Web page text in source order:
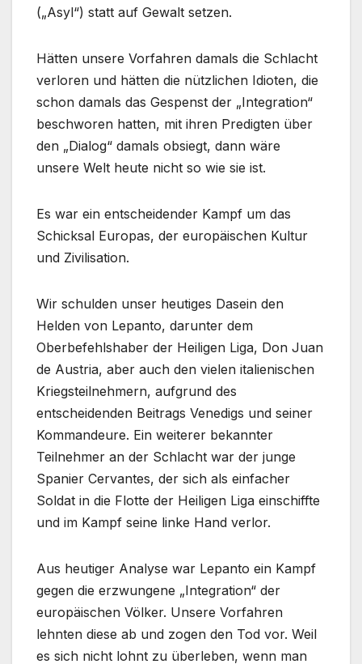
(„Asyl“) statt auf Gewalt setzen.
Hätten unsere Vorfahren damals die Schlacht
verloren und hätten die nützlichen Idioten, die
schon damals das Gespenst der „Integration“
beschworen hatten, mit ihren Predigten über
den „Dialog“ damals obsiegt, dann wäre
unsere Welt heute nicht so wie sie ist.
Es war ein entscheidender Kampf um das
Schicksal Europas, der europäischen Kultur
und Zivilisation.
Wir schulden unser heutiges Dasein den
Helden von Lepanto, darunter dem
Oberbefehlshaber der Heiligen Liga, Don Juan
de Austria, aber auch den vielen italienischen
Kriegsteilnehmern, aufgrund des
entscheidenden Beitrags Venedigs und seiner
Kommandeure. Ein weiterer bekannter
Teilnehmer an der Schlacht war der junge
Spanier Cervantes, der sich als einfacher
Soldat in die Flotte der Heiligen Liga einschiffte
und im Kampf seine linke Hand verlor.
Aus heutiger Analyse war Lepanto ein Kampf
gegen die erzwungene „Integration“ der
europäischen Völker. Unsere Vorfahren
lehnten diese ab und zogen den Tod vor. Weil
es sich nicht lohnt zu überleben, wenn man